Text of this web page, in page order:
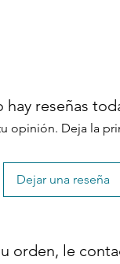
hay reseñas
opinión. Deja la
Dejar una reseña
orden, le